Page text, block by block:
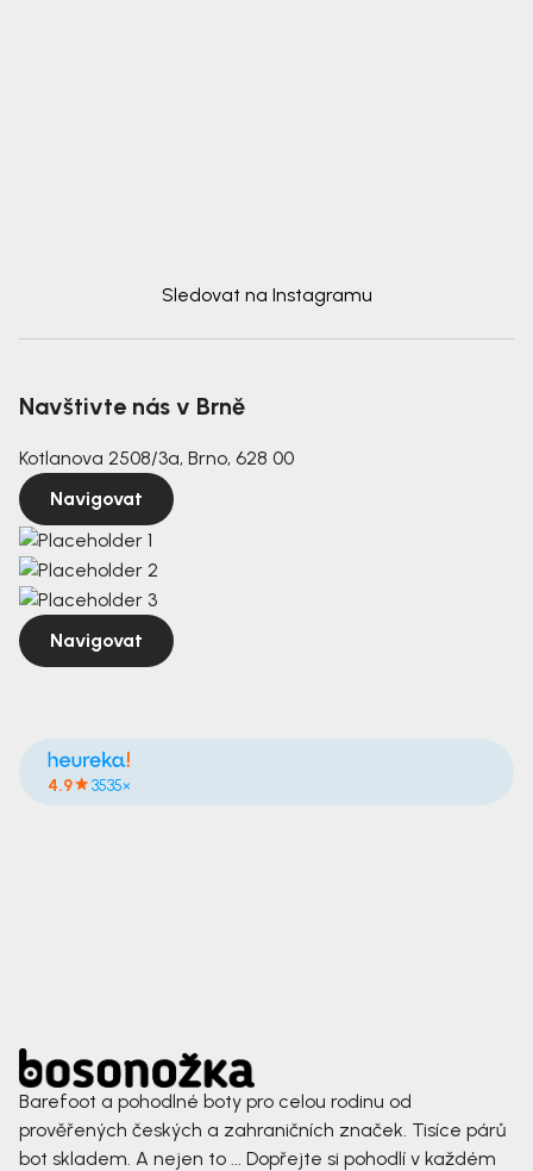
Sledovat na Instagramu
Navštivte nás v Brně
Kotlanova 2508/3a, Brno, 628 00
Navigovat
Navigovat
4.9 3535×
Barefoot a pohodlné boty pro celou rodinu od
prověřených českých a zahraničních značek. Tisíce párů
bot skladem. A nejen to ... Dopřejte si pohodlí v každém